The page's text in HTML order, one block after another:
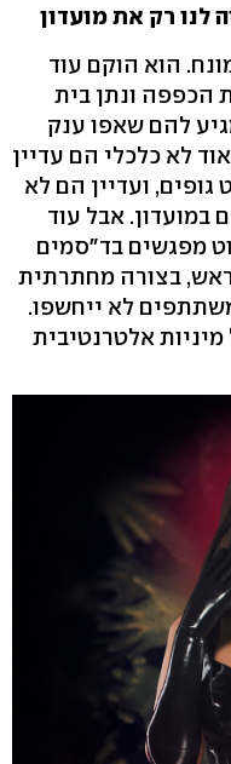
לנו רק את מועדון
הוא הוקם עוד
את הכפפה ונתן בית
להם שאפו ענק
לא כלכלי הם עדיין
ועדיין הם לא
אבל עוד
מפגשים בד"סמים
בצורה מחתרתית
לא ייחשפו.
אלטרנטיבית